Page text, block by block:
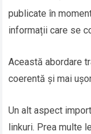
publicate în
informații care se
Această abordare
coerentă și mai
Un alt aspect
linkuri. Prea multe